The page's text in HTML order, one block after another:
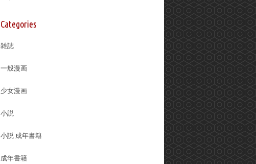
Categories
雑誌
一般漫画
少女漫画
小説
小説 成年書籍
成年書籍